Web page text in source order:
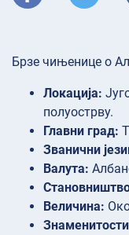
Брзе чињенице о
Локација:
полуострву.
Главни град:
Званични
Валута:
Величина: